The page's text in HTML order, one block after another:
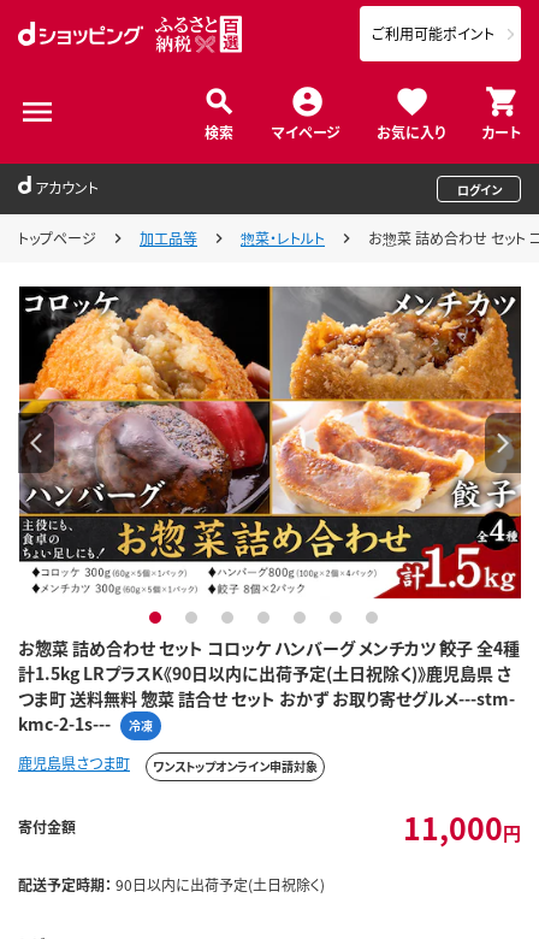
検索 マイページ お気に入り カート
ご利用可能ポイント
アカウント ログイン
トップページ 加工品等 惣菜・レトルト お惣菜 詰め合わせ セット
お惣菜 詰め合わせ セット コロッケ ハンバーグ メンチカツ 餃子 全4種
計1.5kg LRプラスK《90日以内に出荷予定(土日祝除く)》鹿児島県 さ
つま町 送料無料 惣菜 詰合せ セット おかず お取り寄せグルメ---stm-
kmc-2-1s---
冷凍
1 2 3 4 5 6 7
鹿児島県さつま町 ワンストップオンライン申請対象
寄付金額 11,000円
配送予定時期： 90日以内に出荷予定(土日祝除く)